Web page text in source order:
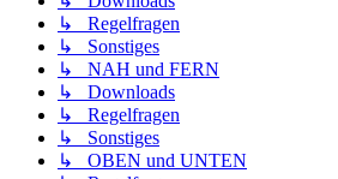
↳ Regelfragen
↳ Sonstiges
↳ NAH und FERN
↳ Downloads
↳ Regelfragen
↳ Sonstiges
↳ OBEN und UNTEN